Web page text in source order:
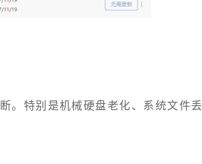
。特别是机械硬盘老化、系统文件丢